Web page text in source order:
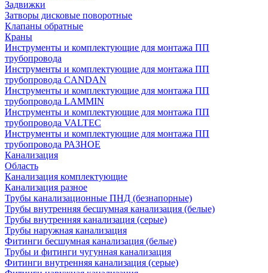
Задвижки
Затворы дисковые поворотные
Клапаны обратные
Краны
Инструменты и комплектующие для монтажа ПП
трубопровода
Инструменты и комплектующие для монтажа ПП
трубопровода CANDAN
Инструменты и комплектующие для монтажа ПП
трубопровода LAMMIN
Инструменты и комплектующие для монтажа ПП
трубопровода VALTEC
Инструменты и комплектующие для монтажа ПП
трубопровода РАЗНОЕ
Канализация
Область
Канализация комплектующие
Канализация разное
Трубы канализационные ПНД (безнапорные)
Трубы внутренняя бесшумная канализация (белые)
Трубы внутренняя канализация (серые)
Трубы наружная канализация
Фитинги бесшумная канализация (белые)
Трубы и фитинги чугунная канализация
Фитинги внутренняя канализация (серые)